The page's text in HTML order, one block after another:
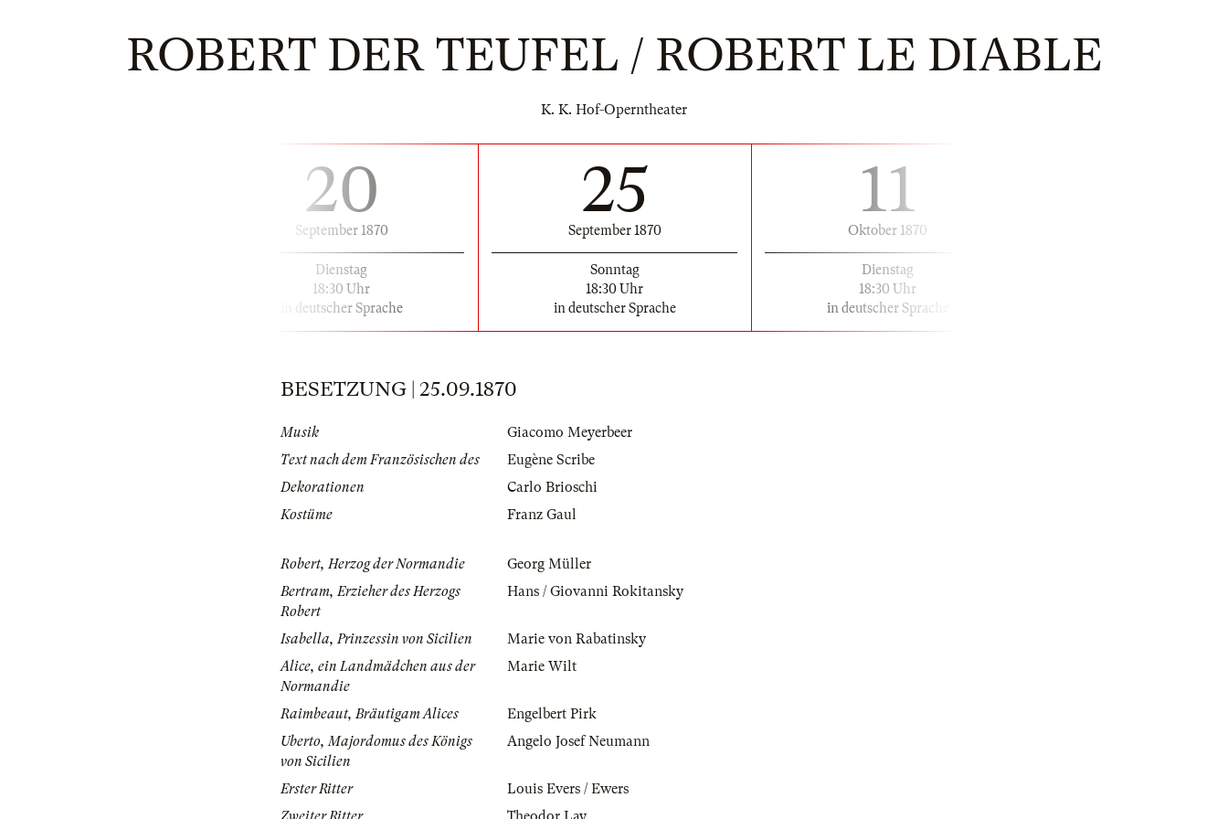
ROBERT DER TEUFEL / ROBERT LE DIABLE
K. K. Hof-Operntheater
20
September 1870
Dienstag
18:30 Uhr
in deutscher Sprache
25
September 1870
Sonntag
18:30 Uhr
in deutscher Sprache
11
Oktober 1870
Dienstag
18:30 Uhr
in deutscher Sprache
BESETZUNG | 25.09.1870
Musik
Giacomo Meyerbeer
Text nach dem Französischen des
Eugène Scribe
Dekorationen
Carlo Brioschi
Kostüme
Franz Gaul
Robert, Herzog der Normandie
Georg Müller
Bertram, Erzieher des Herzogs
Robert
Hans / Giovanni Rokitansky
Isabella, Prinzessin von Sicilien
Marie von Rabatinsky
Alice, ein Landmädchen aus der
Normandie
Marie Wilt
Raimbeaut, Bräutigam Alices
Engelbert Pirk
Uberto, Majordomus des Königs
von Sicilien
Angelo Josef Neumann
Erster Ritter
Louis Evers / Ewers